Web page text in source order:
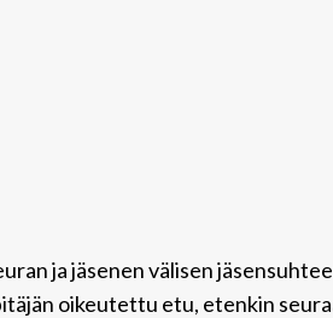
ja jäsenen välisen
oikeutettu etu, etenkin